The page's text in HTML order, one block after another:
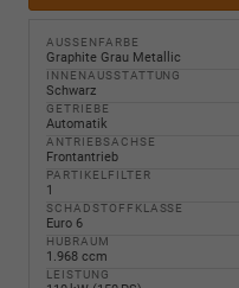
AUSSENFARBE
Graphite Grau Metallic
INNENAUSSTATTUNG
Schwarz
GETRIEBE
Automatik
ANTRIEBSACHSE
Frontantrieb
PARTIKELFILTER
1
SCHADSTOFFKLASSE
Euro 6
HUBRAUM
1.968 ccm
LEISTUNG